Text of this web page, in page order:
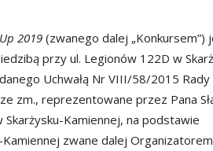
2019(zwanego dalej „Konkursem”)
przy ul. Legionów 122D w
Uchwałą Nr VIII/58/2015
zm., reprezentowane przez Pana
Kamiennej, na podstawie
zwane dalej